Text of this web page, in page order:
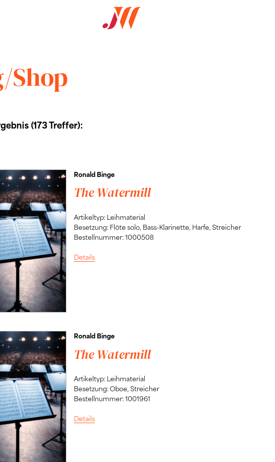
Shop
(173 Treffer):
Ronald Binge
The Watermill
Artikeltyp: Leihmaterial
Besetzung: Flöte solo, Bass-Klarinette, Harfe, Streicher
Bestellnummer: 1000508
Details
Ronald Binge
The Watermill
Artikeltyp: Leihmaterial
Besetzung: Oboe, Streicher
Bestellnummer: 1001961
Details